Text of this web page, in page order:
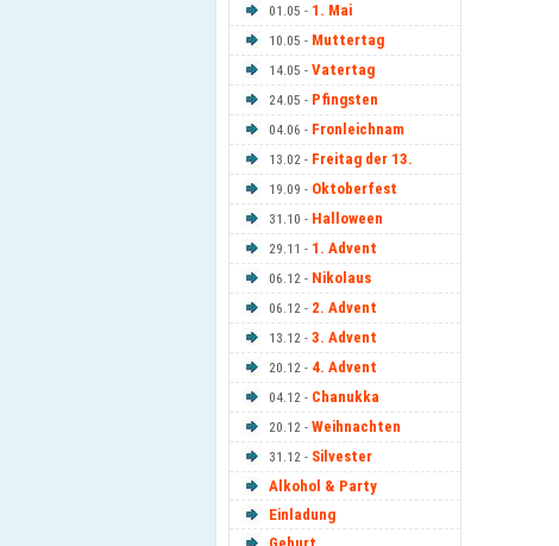
01.05 - 1. Mai
10.05 - Muttertag
14.05 - Vatertag
24.05 - Pfingsten
04.06 - Fronleichnam
13.02 - Freitag der 13.
19.09 - Oktoberfest
31.10 - Halloween
29.11 - 1. Advent
06.12 - Nikolaus
06.12 - 2. Advent
13.12 - 3. Advent
20.12 - 4. Advent
04.12 - Chanukka
20.12 - Weihnachten
31.12 - Silvester
Alkohol & Party
Einladung